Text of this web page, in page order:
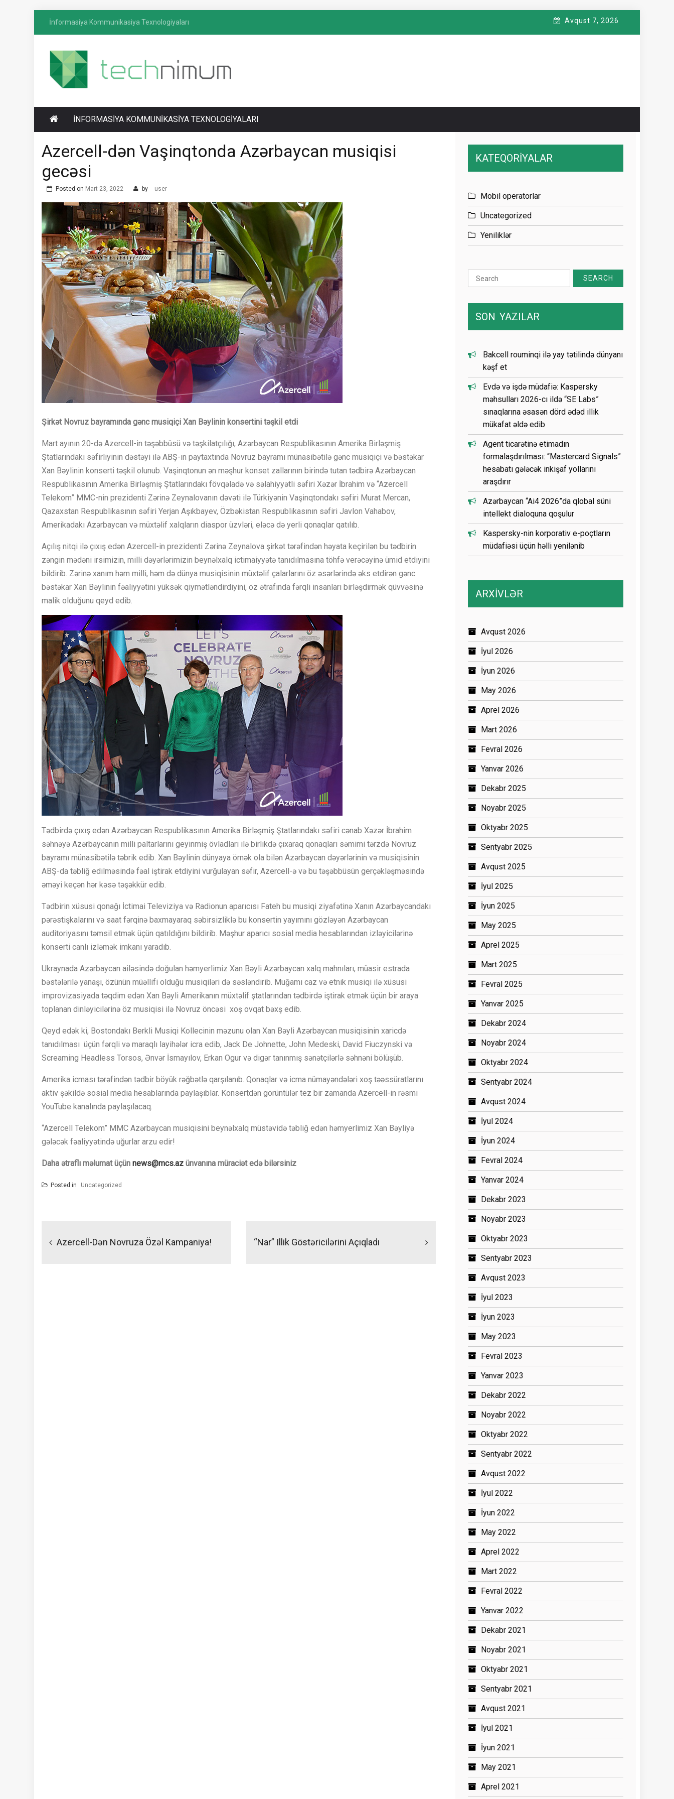
İnformasiya Kommunikasiya Texnologiyaları Avqust 7, 2026
TECHNIMUM
İnformasiya-kommunikasiya texnologiyaları
üzrə media platforması
İNFORMASIYA KOMMUNIKASIYA TEXNOLOGIYALARI
Azercell-dən Vaşinqtonda Azərbaycan musiqisi
gecəsi
Posted on Mart 23, 2022 by user
Şirkət Novruz bayramında gənc musiqiçi Xan Bəylinin konsertini təşkil etdi
Mart ayının 20-də Azercell-in təşəbbüsü və təşkilatçılığı, Azərbaycan Respublikasının Amerika Birləşmiş
Ştatlarındakı səfirliyinin dəstəyi ilə ABŞ-ın paytaxtında Novruz bayramı münasibətilə gənc musiqiçi və bəstəkar
Xan Bəylinin konserti təşkil olunub. Vaşinqtonun ən məşhur konset zallarının birində tutan tədbirə Azərbaycan
Respublikasının Amerika Birləşmiş Ştatlarındakı fövqəladə və səlahiyyətli səfiri Xəzər İbrahim və “Azercell
Telekom” MMC-nin prezidenti Zərinə Zeynalovanın dəvəti ilə Türkiyənin Vaşinqtondakı səfiri Murat Mercan,
Qazaxstan Respublikasının səfiri Yerjan Aşıkbayev, Özbəkistan Respublikasının səfiri Javlon Vahabov,
Amerikadakı Azərbaycan və müxtəlif xalqların diaspor üzvləri, eləcə də yerli qonaqlar qatılıb.
Açılış nitqi ilə çıxış edən Azercell-in prezidenti Zərinə Zeynalova şirkət tərəfindən həyata keçirilən bu tədbirin
zəngin mədəni irsimizin, milli dəyərlərimizin beynəlxalq ictimaiyyətə tanıdılmasına töhfə verəcəyinə ümid etdiyini
bildirib. Zərinə xanım həm milli, həm də dünya musiqisinin müxtəlif çalarlarını öz əsərlərində əks etdirən gənc
bəstəkar Xan Bəylinin fəaliyyətini yüksək qiymətləndirdiyini, öz ətrafında fərqli insanları birləşdirmək qüvvəsinə
malik olduğunu qeyd edib.
Tədbirdə çıxış edən Azərbaycan Respublikasının Amerika Birləşmiş Ştatlarındakı səfiri cənab Xəzər İbrahim
səhnəyə Azərbaycanın milli paltarlarını geyinmiş övladları ilə birlikdə çıxaraq qonaqları səmimi tərzdə Novruz
bayramı münasibətilə təbrik edib. Xan Bəylinin dünyaya örnək ola bilən Azərbaycan dəyərlərinin və musiqisinin
ABŞ-da təbliğ edilməsində fəal iştirak etdiyini vurğulayan səfir, Azercell-ə və bu təşəbbüsün gerçəkləşməsində
əməyi keçən hər kəsə təşəkkür edib.
Tədbirin xüsusi qonağı İctimai Televiziya və Radionun aparıcısı Fateh bu musiqi ziyafətinə Xanın Azərbaycandakı
pərəstişkalarını və saat fərqinə baxmayaraq səbirsizliklə bu konsertin yayımını gözləyən Azərbaycan
auditoriyasını təmsil etmək üçün qatıldığını bildirib. Məşhur aparıcı sosial media hesablarından izləyicilərinə
konserti canlı izləmək imkanı yaradıb.
Ukraynada Azərbaycan ailəsində doğulan həmyerlimiz Xan Bəyli Azərbaycan xalq mahnıları, müasir estrada
bəstələrilə yanaşı, özünün müəllifi olduğu musiqiləri də səsləndirib. Muğamı caz və etnik musiqi ilə xüsusi
improvizasiyada təqdim edən Xan Bəyli Amerikanın müxtəlif ştatlarından tədbirdə iştirak etmək üçün bir araya
toplanan dinləyicilərinə öz musiqisi ilə Novruz öncəsi xoş ovqat bəxş edib.
Qeyd edək ki, Bostondakı Berkli Musiqi Kollecinin məzunu olan Xan Bəyli Azərbaycan musiqisinin xaricdə
tanıdılması üçün fərqli və maraqlı layihələr icra edib, Jack De Johnette, John Medeski, David Fiuczynski və
Screaming Headless Torsos, Ənvər İsmayılov, Erkan Ogur və digər tanınmış sənətçilərlə səhnəni bölüşüb.
Amerika icması tərəfindən tədbir böyük rəğbətlə qarşılanıb. Qonaqlar və icma nümayəndələri xoş təəssüratlarını
aktiv şəkildə sosial media hesablarında paylaşıblar. Konsertdən görüntülər tez bir zamanda Azercell-in rəsmi
YouTube kanalında paylaşılacaq.
“Azercell Telekom” MMC Azərbaycan musiqisini beynəlxalq müstəvidə təbliğ edən həmyerlimiz Xan Bəyliyə
gələcək fəaliyyətində uğurlar arzu edir!
Daha ətraflı məlumat üçün news@mcs.az ünvanına müraciət edə bilərsiniz
Posted in Uncategorized
naviqasiyası
Azercell-Dən Novruza Özəl Kampaniya! “Nar” Illik Göstəricilərini Açıqladı
KATEQORİYALAR
Mobil operatorlar
Uncategorized
Yeniliklər
Search
for:
SON YAZILAR
Bakcell rouminqi ilə yay tətilində dünyanı
kəşf et
Evdə və işdə müdafiə: Kaspersky
məhsulları 2026-cı ildə “SE Labs”
sınaqlarına əsasən dörd ədəd illik
mükafat əldə edib
Agent ticarətinə etimadın
formalaşdırılması: “Mastercard Signals”
hesabatı gələcək inkişaf yollarını
araşdırır
Azərbaycan “Ai4 2026”da qlobal süni
intellekt dialoquna qoşulur
Kaspersky-nin korporativ e-poçtların
müdafiəsi üçün həlli yenilənib
ARXİVLƏR
Avqust 2026
İyul 2026
İyun 2026
May 2026
Aprel 2026
Mart 2026
Fevral 2026
Yanvar 2026
Dekabr 2025
Noyabr 2025
Oktyabr 2025
Sentyabr 2025
Avqust 2025
İyul 2025
İyun 2025
May 2025
Aprel 2025
Mart 2025
Fevral 2025
Yanvar 2025
Dekabr 2024
Noyabr 2024
Oktyabr 2024
Sentyabr 2024
Avqust 2024
İyul 2024
İyun 2024
Fevral 2024
Yanvar 2024
Dekabr 2023
Noyabr 2023
Oktyabr 2023
Sentyabr 2023
Avqust 2023
İyul 2023
İyun 2023
May 2023
Fevral 2023
Yanvar 2023
Dekabr 2022
Noyabr 2022
Oktyabr 2022
Sentyabr 2022
Avqust 2022
İyul 2022
İyun 2022
May 2022
Aprel 2022
Mart 2022
Fevral 2022
Yanvar 2022
Dekabr 2021
Noyabr 2021
Oktyabr 2021
Sentyabr 2021
Avqust 2021
İyul 2021
İyun 2021
May 2021
Aprel 2021